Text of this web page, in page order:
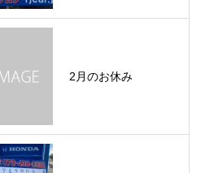
2月のお休み